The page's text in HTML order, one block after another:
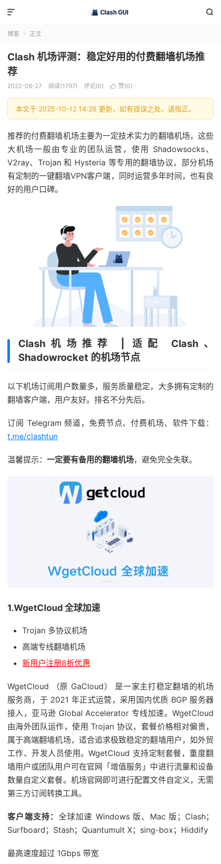


博客  正文
Clash 机场评测：稳定好用的付费翻墙机场推
荐
2022-06-27 阅读(1797) 评论(0)  赞(0)
本文于 2025-10-12 14:26 更新，如有错误之处，请指正。
推荐的付费翻墙机场主要为一定技术实力的翻墙机场，这些
大机场一般由专业的团队运营，使用 Shadowsocks、
V2ray、Trojan 和 Hysteria 等专用的翻墙协议，部分机场
有定制的一键翻墙VPN客户端，同时运营多年时间，也有良
好的用户口碑。
Clash机场推荐 | 适配 Clash、
Shadowrocket 的机场节点
以下机场订阅用户数量多，服务质量稳定，大多拥有定制的
翻墙客户端，用户友好。排名不分先后。
订阅 Telegram 频道，免费节点、付费机场、软件下载：
t.me/clashtun
温馨提示： 一定要有备用的翻墙机场，避免完全失联。
1.WgetCloud 全球加速
Trojan 多协议机场
高端专线翻墙机场
新用户注册8折优惠
WgetCloud （原 GaCloud） 是一家主打稳定翻墙的机场
服务商，于 2021 年正式运营，采用国内优质 BGP 服务器
接入，亚马逊 Global Accelerator 专线加速。WgetCloud
由海外团队运作，使用 Trojan 协议，套餐价格相对偏贵，
属于高端翻墙机场，适合追求极致稳定的翻墙用户，如外贸
工作、开发人员使用。WgetCloud 支持定制套餐，重度翻
墙用户或团队用户可在官网「增值服务」中进行流量和设备
数量自定义套餐。机场官网即可进行配置文件自定义，无需
第三方订阅转换工具。
客户端支持： 全球加速 Windows 版、Mac 版；Clash；
Surfboard；Stash；Quantumult X；sing-box；Hiddify
最高速度超过 1Gbps 带宽